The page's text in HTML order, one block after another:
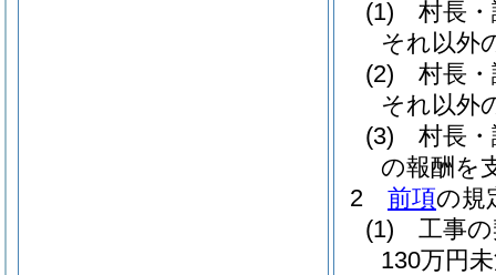
(1)
村長
それ以外
(2)
村長
それ以外
(3)
村長
の報酬を
2
前項の規
(1)
工事
130万円